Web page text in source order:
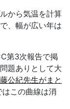
から気温を計算
、幅が広い年は
第3次報告で掲
題ありとして大
公紀先生がまと
はこの曲線は消